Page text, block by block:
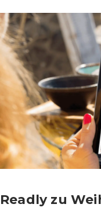
Readly zu